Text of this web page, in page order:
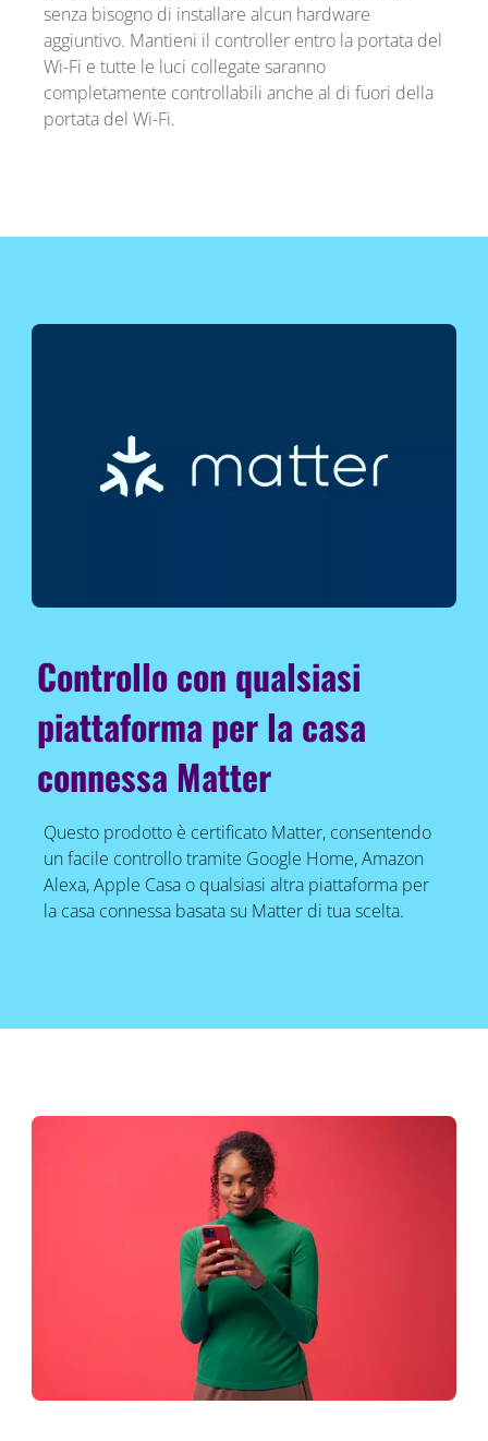
senza bisogno di installare alcun hardware
aggiuntivo. Mantieni il controller entro la portata del
Wi-Fi e tutte le luci collegate saranno
completamente controllabili anche al di fuori della
portata del Wi-Fi.
Controllo con qualsiasi
piattaforma per la casa
connessa Matter
Questo prodotto è certificato Matter, consentendo
un facile controllo tramite Google Home, Amazon
Alexa, Apple Casa o qualsiasi altra piattaforma per
la casa connessa basata su Matter di tua scelta.